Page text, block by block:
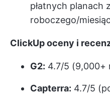
płatnych planach
roboczego/miesiąc
ClickUp oceny i
G2: 4.7/5 (9,000+
Capterra: 4.7/5